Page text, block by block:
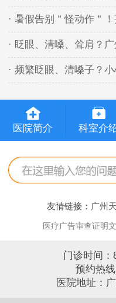
· 暑假告别＂怪动作＂
· 眨眼、清嗓、耸肩？
· 频繁眨眼、清嗓子？
医院简介 科室介
友情链接： 广州
医疗广告审查证明
门诊时间：
预约热线
医院地址：